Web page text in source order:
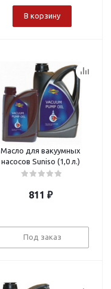
В корзину
Масло для вакуумных
насосов Suniso (1,0 л.)
811 ₽
Под заказ